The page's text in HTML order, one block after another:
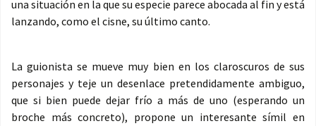
una situación en la que su especie parece abocada al fin y está
lanzando, como el cisne, su último canto.
La guionista se mueve muy bien en los claroscuros de sus
personajes y teje un desenlace pretendidamente ambiguo,
que si bien puede dejar frío a más de uno (esperando un
broche más concreto), propone un interesante símil en